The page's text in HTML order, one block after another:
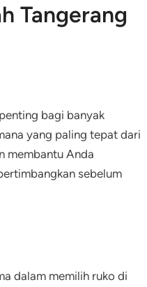
Tangerang
bagi banyak
yang paling tepat dari
membantu Anda
sebelum
dalam memilih ruko di